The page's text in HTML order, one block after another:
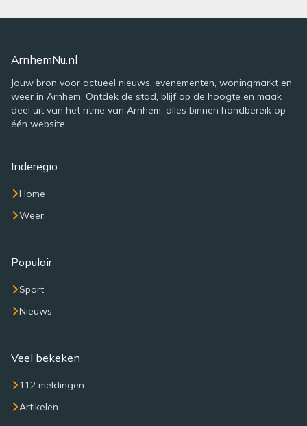
ArnhemNu.nl
Jouw bron voor actueel nieuws, evenementen, woningmarkt en
weer in Arnhem. Ontdek de stad, blijf op de hoogte en maak
deel uit van het ritme van Arnhem, alles binnen handbereik op
één website.
Inderegio
Home
Weer
Populair
Sport
Nieuws
Veel bekeken
112 meldingen
Artikelen